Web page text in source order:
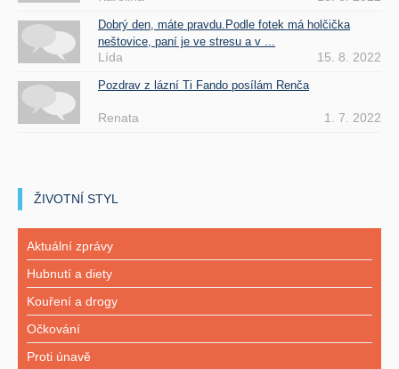
Dobrý den, máte pravdu.Podle fotek má holčička
neštovice, paní je ve stresu a v ...
Lída 15. 8. 2022
Pozdrav z lázní Ti Fando posílám Renča
Renata 1. 7. 2022
ŽIVOTNÍ STYL
Aktuální zprávy
Hubnutí a diety
Kouření a drogy
Očkování
Proti únavě